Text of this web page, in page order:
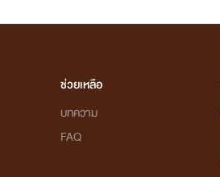
ช่วยเหลือ
บทความ
FAQ